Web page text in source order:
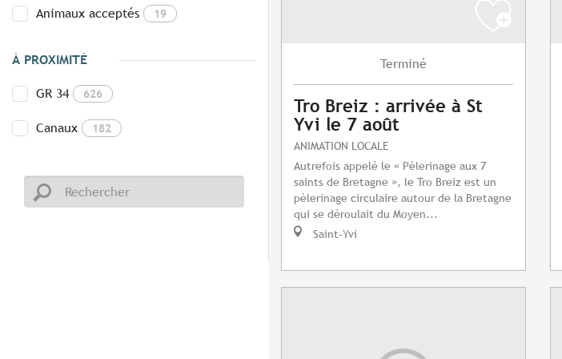
Animaux acceptés 19
À PROXIMITÉ
GR 34 626
Canaux 182
Terminé
Tro Breiz : arrivée à St
Yvi le 7 août
ANIMATION LOCALE
Autrefois appelé le « Pèlerinage aux 7
saints de Bretagne », le Tro Breiz est un
pèlerinage circulaire autour de la Bretagne
qui se déroulait du Moyen...
Saint-Yvi